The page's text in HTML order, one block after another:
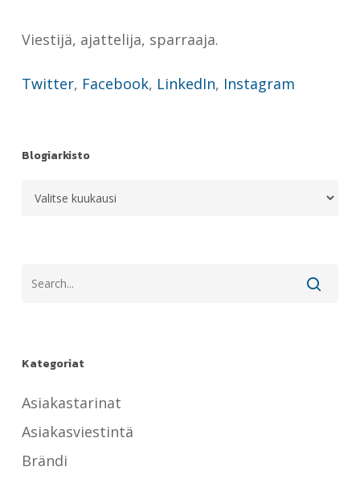
Viestijä, ajattelija, sparraaja.
Twitter, Facebook, LinkedIn, Instagram
Blogiarkisto
Blogiarkisto
Kategoriat
Asiakastarinat
Asiakasviestintä
Brändi